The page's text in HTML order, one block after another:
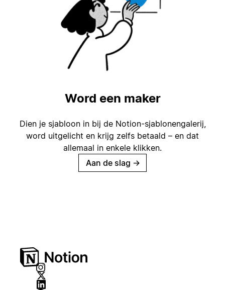
Word een maker
Dien je sjabloon in bij de Notion-sjablonengalerij,
word uitgelicht en krijg zelfs betaald – en dat
allemaal in enkele klikken.
Aan de slag →